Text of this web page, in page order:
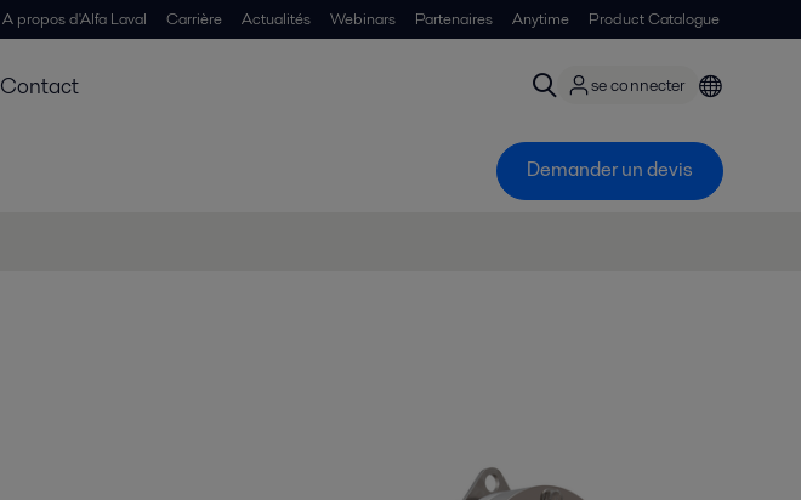
A propos d'Alfa Laval Carrière Actualités Webinars Partenaires Anytime Product Catalogue
Contact se connecter
Demander un devis